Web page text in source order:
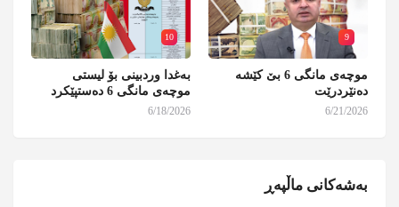
9
موچەی مانگی 6 بێ کێشە
دەنێردرێت
6/21/2026
10
بەغدا وردبینی بۆ لیستی
موچەی مانگی 6 دەستپێکرد
6/18/2026
بەشەکانی ماڵپەڕ